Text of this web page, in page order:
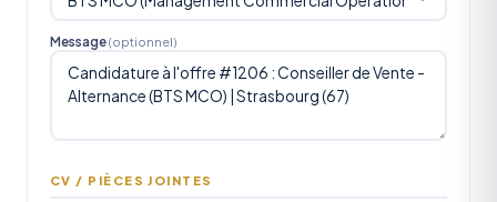
Message(optionnel)
CV / PIÈCES JOINTES